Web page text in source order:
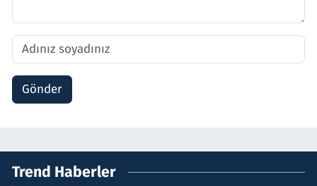
Gönder
Trend Haberler